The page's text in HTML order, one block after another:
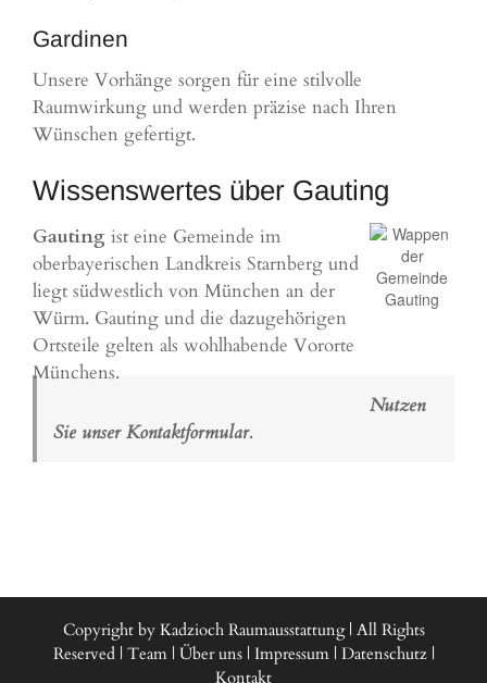
Gardinen
Unsere Vorhänge sorgen für eine stilvolle
Raumwirkung und werden präzise nach Ihren
Wünschen gefertigt.
Wissenswertes über Gauting
Gauting ist eine Gemeinde im
oberbayerischen Landkreis Starnberg und
liegt südwestlich von München an der
Würm. Gauting und die dazugehörigen
Ortsteile gelten als wohlhabende Vororte
Münchens.
Nutzen
Sie unser Kontaktformular.
Copyright by Kadzioch Raumausstattung | All Rights
Reserved | Team| Über uns| Impressum| Datenschutz|
Kontakt